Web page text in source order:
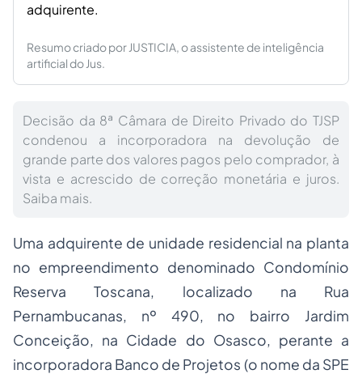
adquirente.
Resumo criado por JUSTICIA, o assistente de inteligência
artificial do Jus.
Decisão da 8ª Câmara de Direito Privado do TJSP
condenou a incorporadora na devolução de
grande parte dos valores pagos pelo comprador, à
vista e acrescido de correção monetária e juros.
Saiba mais.
Uma adquirente de unidade residencial na planta
no empreendimento denominado Condomínio
Reserva Toscana, localizado na Rua
Pernambucanas, nº 490, no bairro Jardim
Conceição, na Cidade do Osasco, perante a
incorporadora Banco de Projetos (o nome da SPE